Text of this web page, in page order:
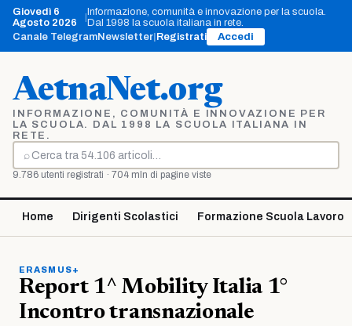
Vai
contenuto
Giovedì 6
Agosto 2026
Informazione, comunità e innovazione per la scuola.
Dal 1998 la scuola italiana in rete.
Canale TelegramNewsletter Registrati Accedi
AetnaNet.org
INFORMAZIONE, COMUNITÀ E INNOVAZIONE PER
LA SCUOLA. DAL 1998 LA SCUOLA ITALIANA IN
RETE.
⌕
Cerca
9.786 utenti registrati · 704 mln di pagine viste
Home Dirigenti Scolastici Formazione Scuola Lavoro
ERASMUS+
Report 1^ Mobility Italia 1°
Incontro transnazionale